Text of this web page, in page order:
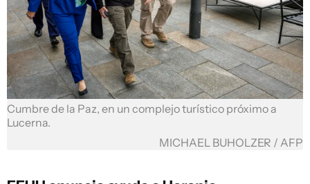
Cumbre de la Paz, en un complejo turístico próximo a
Lucerna.
MICHAEL BUHOLZER / AFP